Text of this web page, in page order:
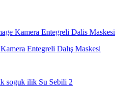
Entegreli Dalış Maskesi